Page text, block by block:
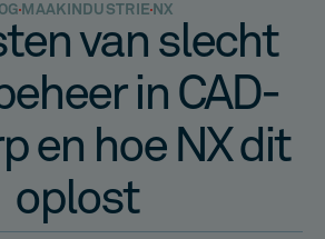
MAAKINDUSTRIE NX
van slecht
in CAD-
en hoe NX dit
oplost